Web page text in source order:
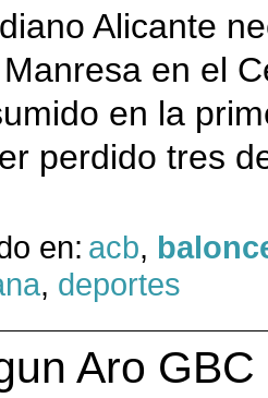
Alicante
en el
en la
perdido tres
en: acb,
, deportes
Aro